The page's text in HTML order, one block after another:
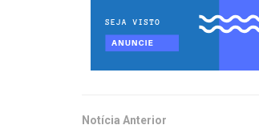
Notícia Anterior